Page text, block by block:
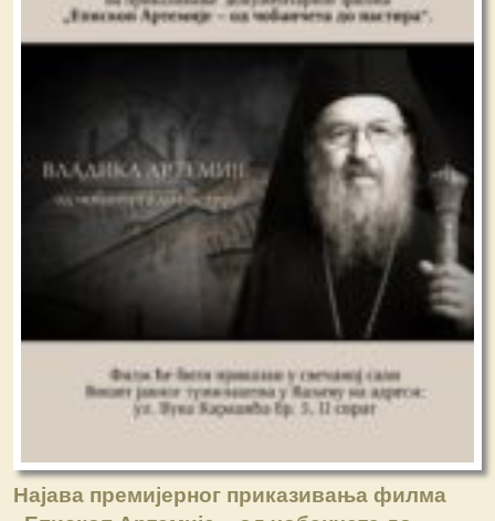
Најава премијерног приказивања филма